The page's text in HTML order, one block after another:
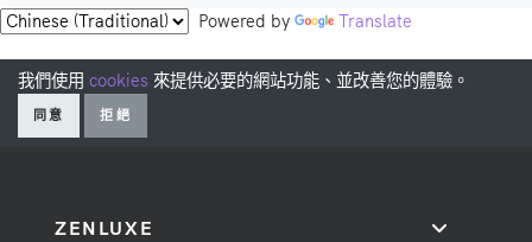
Powered by Translate
我們使用 cookies 來提供必要的網站功能、並改善您的體驗。
同意 拒絕
ZENLUXE